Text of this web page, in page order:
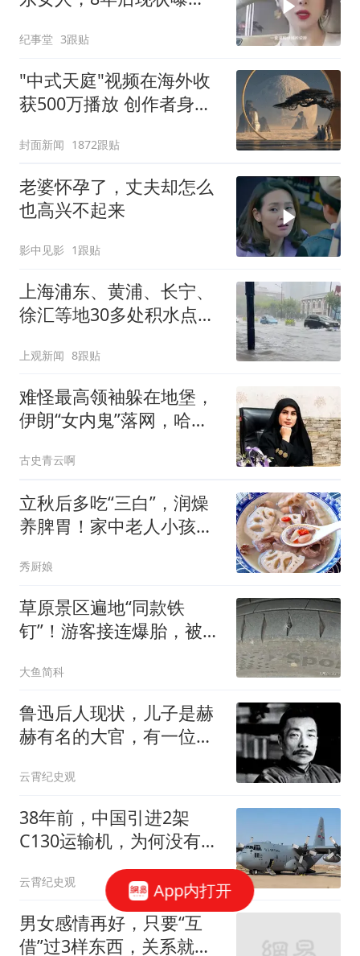
纪事堂 3跟贴
"中式天庭"视频在海外收
获500万播放 创作者身份
封面新闻 1872跟贴
老婆怀孕了，丈夫却怎么
也高兴不起来
影中见影 1跟贴
上海浦东、黄浦、长宁、
徐汇等地30多处积水点正
上观新闻 8跟贴
难怪最高领袖躲在地堡，
伊朗“女内鬼”落网，哈梅
古史青云啊
立秋后多吃“三白”，润燥
养脾胃！家中老人小孩多
秀厨娘
草原景区遍地“同款铁
钉”！游客接连爆胎，被逼
大鱼简科
鲁迅后人现状，儿子是赫
赫有名的大官，有一位是
云霄纪史观
38年前，中国引进2架
C130运输机，为何没有仿
制？结局如何？
云霄纪史观
男女感情再好，只要“互
借”过3样东西，关系就很
App内打开